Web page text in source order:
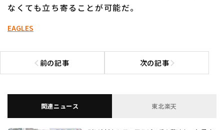
なくても立ち寄ることが可能だ。
EAGLES
前の記事
前の記事へ 次の記事次の記事へ
関連ニュース 東北楽天